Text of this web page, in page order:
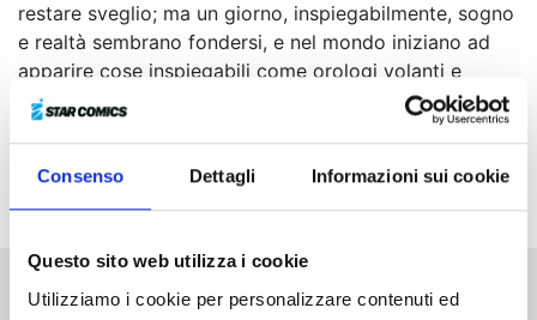
Consenso Dettagli Informazioni sui cookie
Questo sito web utilizza i cookie
Utilizziamo i cookie per personalizzare contenuti ed
restare sveglio; ma un giorno, inspiegabilmente, sogno
e realtà sembrano fondersi, e nel mondo iniziano ad
apparire cose inspiegabili come orologi volanti e
creature mostruose. E mentre gli altri esseri umani
cominciano a cadere gradualmente in una sorta di
incubi non svaniscono anche se lui è sveglio!